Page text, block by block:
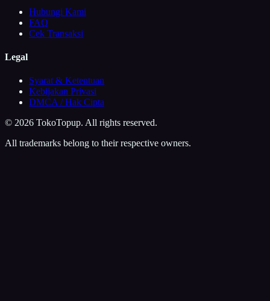
Hubungi Kami
FAQ
Cek Transaksi
Legal
Syarat & Ketentuan
Kebijakan Privasi
DMCA / Hak Cipta
© 2026 TokoTopup. All rights reserved.
All trademarks belong to their respective owners.